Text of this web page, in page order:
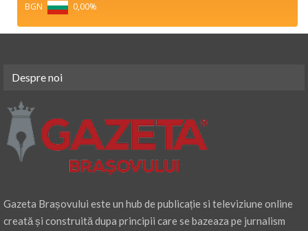
BGN 0,00%
Despre noi
Gazeta Brașovului este un hub de publicație si televiziune online
creată și construită dupa principii care se bazeaza pe jurnalism